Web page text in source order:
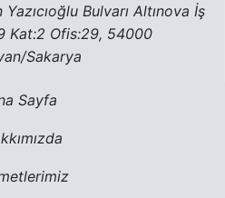
Bulvarı Altınova İş
Kat:2 Ofis:29, 54000
Sakarya
Sayfa